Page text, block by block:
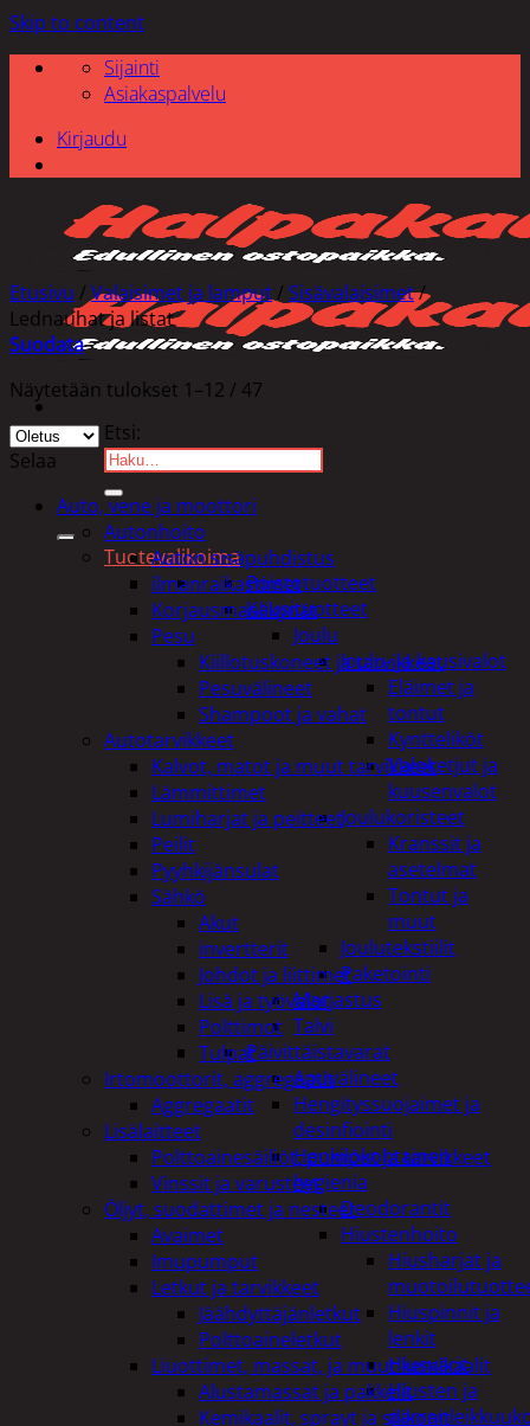
Skip to content
Sijainti
Asiakaspalvelu
Kirjaudu
Etsi:
Tuotevalikoima
Poistotuotteet
Kausituotteet
Joulu
Joulu- ja kausivalot
Eläimet ja
tontut
Kyntteliköt
Valoketjut ja
kuusenvalot
Joulukoristeet
Kranssit ja
asetelmat
Tontut ja
muut
Joulutekstiilit
Paketointi
Marjastus
Talvi
Päivittäistavarat
Apuvälineet
Hengityssuojaimet ja
desinfiointi
Henkilökohtainen
hygienia
Deodorantit
Hiustenhoito
Hiusharjat ja
Hiuspinnit ja
lenkit
Hiusvärit
Hiusten ja
Etusivu / Valaisimet ja lamput / Sisävalaisimet/
Lednauhat ja listat
Suodata
Näytetään tulokset 1–12 / 47
Selaa
Auto, vene ja moottori
Autonhoito
Auton sisäpuhdistus
ilmanraikastimet
Korjausmaalikynät
Pesu
Kiillotuskoneet ja tarvikkeet
Pesuvälineet
Shampoot ja vahat
Autotarvikkeet
Kalvot, matot ja muut tarvikkeet
Lämmittimet
Lumiharjat ja peitteet
Peilit
Pyyhkijänsulat
Sähkö
Akut
invertterit
Johdot ja liittimet
Lisä ja työvalot
Polttimot
Tulpat
Irtomoottorit, aggregaatit
Aggregaatit
Lisälaitteet
Polttoainesäiliöt, pumput ja tarvikkeet
Vinssit ja varusteet
Öljyt, suodattimet ja nesteet
Avaimet
Imupumput
Letkut ja tarvikkeet
Jäähdyttäjänletkut
Polttoaineletkut
Liuottimet, massat, ja muut kemikaalit
Alustamassat ja pakkelit
Kemikaalit, sprayt ja silikonit